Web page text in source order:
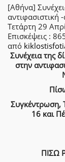
[Αθήνα]
αντιφασιστική
Τετάρτη 29
Επισκέψεις :
από
Συνέχεια της
στην
Συγκέντρωση,
16 και
ΠΙΣΩ